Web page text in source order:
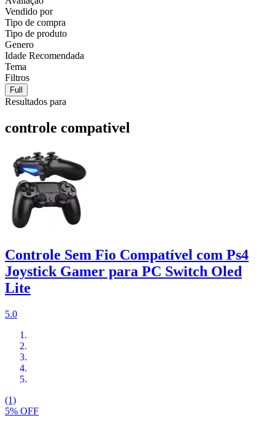
Vendido por
Tipo de compra
Tipo de produto
Genero
Idade Recomendada
Tema
Filtros
Full
Resultados para
controle compativel
Controle Sem Fio Compatível com Ps4
Joystick Gamer para PC Switch Oled
Lite
5.0
(1)
5% OFF